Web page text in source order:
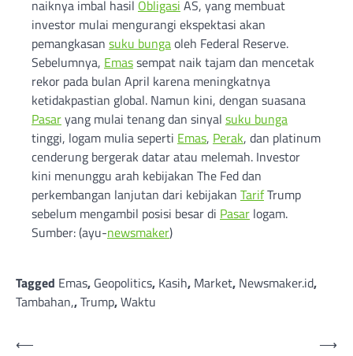
naiknya imbal hasil Obligasi AS, yang membuat
investor mulai mengurangi ekspektasi akan
pemangkasan suku bungaoleh Federal Reserve.
Sebelumnya, Emassempat naik tajam dan mencetak
rekor pada bulan April karena meningkatnya
ketidakpastian global. Namun kini, dengan suasana
Pasaryang mulai tenang dan sinyal suku bunga
tinggi, logam mulia seperti Emas, Perak, dan platinum
cenderung bergerak datar atau melemah. Investor
kini menunggu arah kebijakan The Fed dan
perkembangan lanjutan dari kebijakan TarifTrump
sebelum mengambil posisi besar di Pasar logam.
Sumber: (ayu-newsmaker)
Tagged Emas, Geopolitics, Kasih, Market, Newsmaker.id,
Tambahan,,Trump,Waktu
Post
⟵
⟶